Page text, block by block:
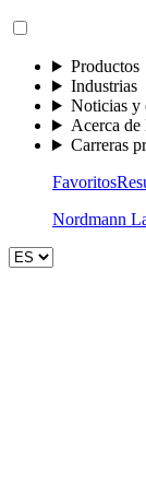
Productos
Industrias
Noticias y
Acerca de
Carreras
Favoritos
Nordmann